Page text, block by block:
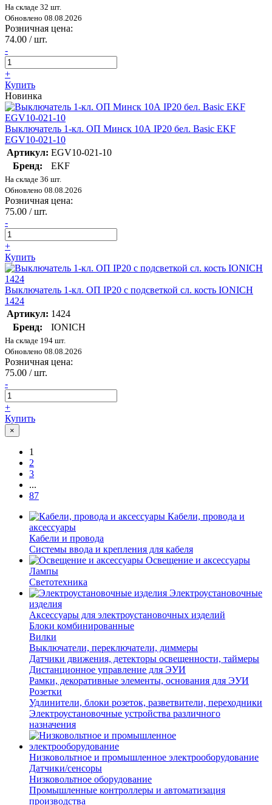
На складе 32 шт.
Обновлено 08.08.2026
Розничная цена:
74.00 / шт.
-
+
Купить
Новинка
Выключатель 1-кл. ОП Минск 10А IP20 бел. Basic EKF
EGV10-021-10
Артикул: EGV10-021-10
Бренд:
EKF
На складе 36 шт.
Обновлено 08.08.2026
Розничная цена:
75.00 / шт.
-
+
Купить
Выключатель 1-кл. ОП IP20 с подсветкой сл. кость IONICH
1424
Артикул: 1424
Бренд:
IONICH
На складе 194 шт.
Обновлено 08.08.2026
Розничная цена:
75.00 / шт.
-
+
Купить
×
1
2
3
...
87
Кабели, провода и
аксессуары
Кабели и провода
Системы ввода и крепления для кабеля
Освещение и аксессуары
Лампы
Светотехника
Электроустановочные
изделия
Аксессуары для электроустановочных изделий
Блоки комбинированные
Вилки
Выключатели, переключатели, диммеры
Датчики движения, детекторы освещенности, таймеры
Дистанционное управление для ЭУИ
Рамки, декоративные элементы, основания для ЭУИ
Розетки
Удлинители, блоки розеток, разветвители, переходники
Электроустановочные устройства различного
назначения
Низковольтное и промышленное электрооборудование
Датчики/сенсоры
Низковольтное оборудование
Промышленные контроллеры и автоматизация
производства